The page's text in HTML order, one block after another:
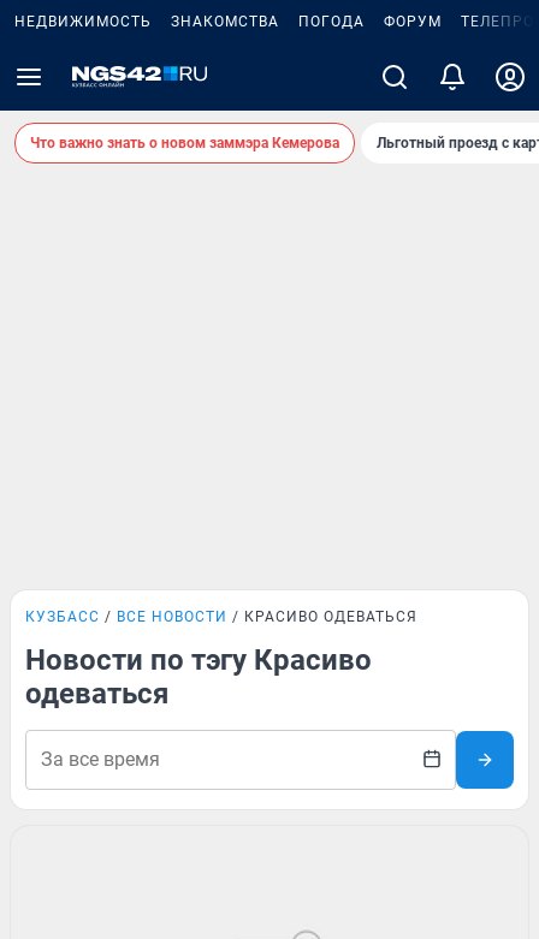
НЕДВИЖИМОСТЬ ЗНАКОМСТВА ПОГОДА ФОРУМ
Что важно знать о новом заммэра Кемерова Льготный проезд с
КУЗБАСС ВСЕ НОВОСТИ КРАСИВО ОДЕВАТЬСЯ
Новости по тэгу Красиво
одеваться